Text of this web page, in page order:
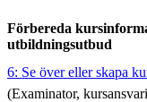
Förbereda
utbildningsutbud
6: Se över eller skapa
(Examinator,